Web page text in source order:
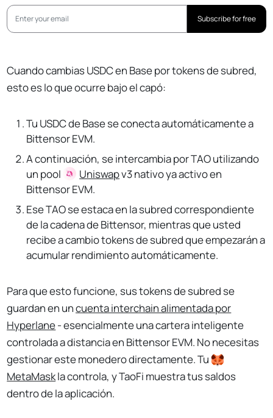
Subscribe for free
Cuando cambias USDC en Base por tokens de subred,
esto es lo que ocurre bajo el capó:
Tu USDC de Base se conecta automáticamente a
Bittensor EVM.
A continuación, se intercambia por TAO utilizando
un pool
Uniswapv3 nativo ya activo en
Bittensor EVM.
Ese TAO se estaca en la subred correspondiente
de la cadena de Bittensor, mientras que usted
recibe a cambio tokens de subred que empezarán a
acumular rendimiento automáticamente.
Para que esto funcione, sus tokens de subred se
guardan en uncuenta interchain alimentada por
Hyperlane- esencialmente una cartera inteligente
controlada a distancia en Bittensor EVM. No necesitas
gestionar este monedero directamente. Tu
MetaMaskla controla, y TaoFi muestra tus saldos
dentro de la aplicación.